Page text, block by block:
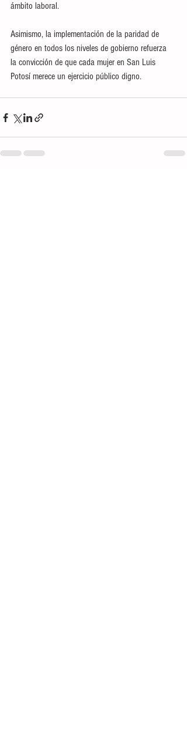
ámbito laboral.
Asimismo, la implementación de la paridad de
género en todos los niveles de gobierno refuerza
la convicción de que cada mujer en San Luis
Potosí merece un ejercicio público digno.